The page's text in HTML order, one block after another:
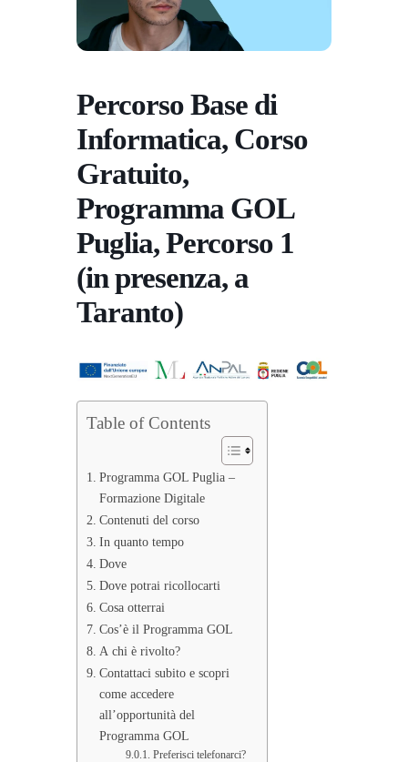
Percorso Base di
Informatica, Corso
Gratuito,
Programma GOL
Puglia, Percorso 1
(in presenza, a
Taranto)
Table of Contents
Programma GOL Puglia –
Formazione Digitale
Contenuti del corso
In quanto tempo
Dove
Dove potrai ricollocarti
Cosa otterrai
Cos’è il Programma GOL
A chi è rivolto?
Contattaci subito e scopri
come accedere
all’opportunità del
Programma GOL
Preferisci telefonarci?